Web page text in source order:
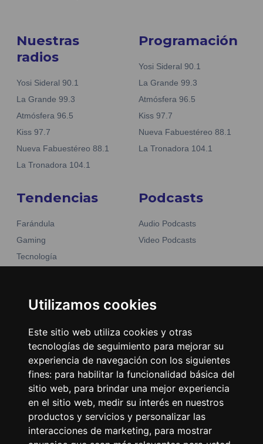
Utilizamos cookies
Este sitio web utiliza cookies y otras
tecnologías de seguimiento para mejorar su
experiencia de navegación con los siguientes
fines: para habilitar la funcionalidad básica del
sitio web, para brindar una mejor experiencia
en el sitio web, medir su interés en nuestros
productos y servicios y personalizar las
interacciones de marketing, para mostrar
Nuestras
radios
Yosi Sideral 90.1
La Grande 99.3
Atmósfera 96.5
Kiss 97.7
Nueva Fabuestéreo 88.1
La Tronadora 104.1
Programación
Yosi Sideral 90.1
La Grande 99.3
Atmósfera 96.5
Kiss 97.7
Nueva Fabuestéreo 88.1
La Tronadora 104.1
Tendencias
Farándula
Gaming
Tecnología
Noticias
Podcasts
Audio Podcasts
Video Podcasts
Emisoras Unidas
Encuéntranos
Contacto
Términos y condiciones
Directorio